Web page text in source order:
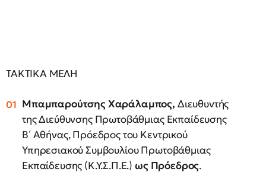
ΤΑΚΤΙΚΑ ΜΕΛΗ
Μπαμπαρούτσης Χαράλαμπος, Διευθυντής
της Διεύθυνσης Πρωτοβάθμιας Εκπαίδευσης
Β΄ Αθήνας, Πρόεδρος του Κεντρικού
Υπηρεσιακού Συμβουλίου Πρωτοβάθμιας
Εκπαίδευσης (Κ.Υ.Σ.Π.Ε.) ως Πρόεδρος.